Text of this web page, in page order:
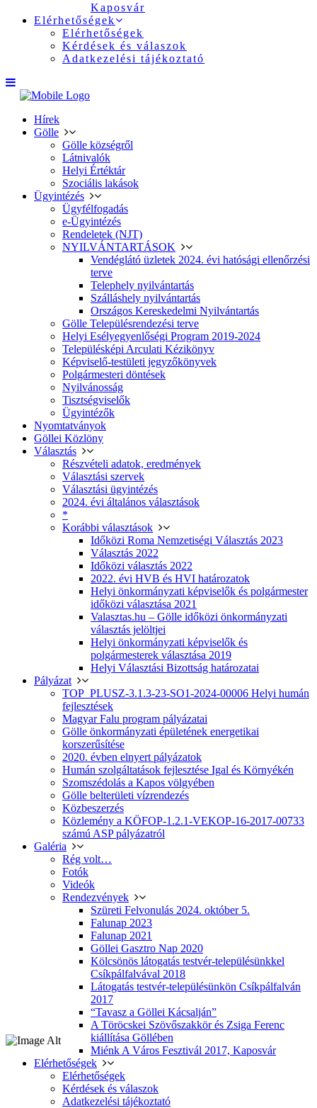
Kaposvár
Elérhetőségek
Elérhetőségek
Kérdések és válaszok
Adatkezelési tájékoztató
Hírek
Gölle
Gölle községről
Látnivalók
Helyi Értéktár
Szociális lakások
Ügyintézés
Ügyfélfogadás
e-Ügyintézés
Rendeletek (NJT)
NYILVÁNTARTÁSOK
Vendéglátó üzletek 2024. évi hatósági ellenőrzési
terve
Telephely nyilvántartás
Szálláshely nyilvántartás
Országos Kereskedelmi Nyilvántartás
Gölle Településrendezési terve
Helyi Esélyegyenlőségi Program 2019-2024
Településképi Arculati Kézikönyv
Képviselő-testületi jegyzőkönyvek
Polgármesteri döntések
Nyilvánosság
Tisztségviselők
Ügyintézők
Nyomtatványok
Göllei Közlöny
Választás
Részvételi adatok, eredmények
Választási szervek
Választási ügyintézés
2024. évi általános választások
*
Korábbi választások
Időközi Roma Nemzetiségi Választás 2023
Választás 2022
Időközi választás 2022
2022. évi HVB és HVI határozatok
Helyi önkormányzati képviselők és polgármester
időközi választása 2021
Valasztas.hu – Gölle időközi önkormányzati
választás jelöltjei
Helyi önkormányzati képviselők és
polgármesterek választása 2019
Helyi Választási Bizottság határozatai
Pályázat
TOP_PLUSZ-3.1.3-23-SO1-2024-00006 Helyi humán
fejlesztések
Magyar Falu program pályázatai
Gölle önkormányzati épületének energetikai
korszerűsítése
2020. évben elnyert pályázatok
Humán szolgáltatások fejlesztése Igal és Környékén
Szomszédolás a Kapos völgyében
Gölle belterületi vízrendezés
Közbeszerzés
Közlemény a KÖFOP-1.2.1-VEKOP-16-2017-00733
számú ASP pályázatról
Galéria
Rég volt…
Fotók
Videók
Rendezvények
Szüreti Felvonulás 2024. október 5.
Falunap 2023
Falunap 2021
Göllei Gasztro Nap 2020
Kölcsönös látogatás testvér-településünkkel
Csíkpálfalvával 2018
Látogatás testvér-településünkön Csíkpálfalván
2017
“Tavasz a Göllei Kácsalján”
A Töröcskei Szövőszakkör és Zsiga Ferenc
kiállítása Göllében
Miénk A Város Fesztivál 2017, Kaposvár
Elérhetőségek
Elérhetőségek
Kérdések és válaszok
Adatkezelési tájékoztató